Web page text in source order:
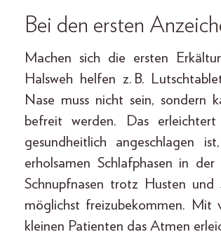
Bei den ersten
Machen sich die ersten
Halsweh helfen z. B.
Nase muss nicht sein, sondern
befreit werden. Das
gesundheitlich angeschlagen
erholsamen Schlafphasen in
Schnupfnasen trotz Husten
möglichst freizubekommen. Mit
kleinen Patienten das Atmen